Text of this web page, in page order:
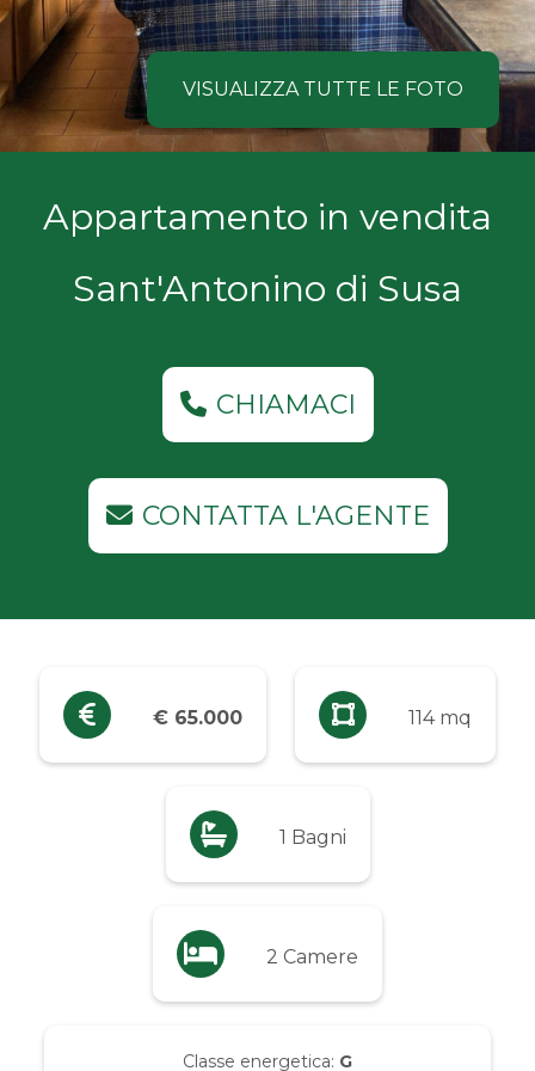
VISUALIZZA TUTTE LE FOTO
Appartamento in vendita
Sant'Antonino di Susa
CHIAMACI
CONTATTA L'AGENTE
€ 65.000 114 mq
1 Bagni
2 Camere
Classe energetica: G
COSA
CERCANO
NOSTRI
Comune
Tipologia
-
Industriali
Prezzo
Qualsiasi
Da € 10.000 a € 20.000